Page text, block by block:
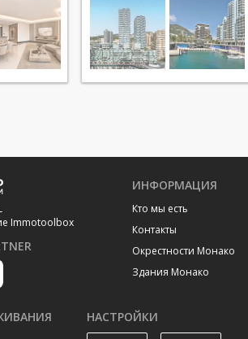
Immotoolbox
ИНФОРМАЦИЯ
Кто мы есть
Контакты
Окрестности Монако
Здания Монако
НАСТРОЙКИ